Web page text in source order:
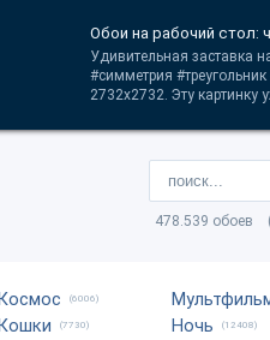
Обои на рабочий стол:
Удивительная заставка
#симметрия
2732x2732. Эту картинку
478.539 обоев
(6006)
(7730) Ночь (12408)